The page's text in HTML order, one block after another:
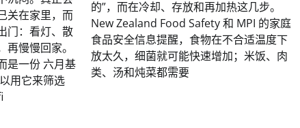
关在家里，而
门：看灯、散
慢慢回家。
是一份 六月基
用它来筛选
的”，而在冷却、存放和再加热这几步。
New Zealand Food Safety 和 MPI 的家庭
食品安全信息提醒，食物在不合适温度下
放太久，细菌就可能快速增加；米饭、肉
类、汤和炖菜都需要